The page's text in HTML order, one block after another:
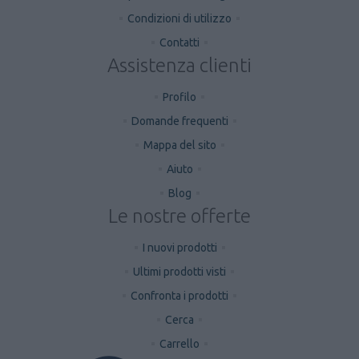
Condizioni di utilizzo
Contatti
Assistenza clienti
Profilo
Domande frequenti
Mappa del sito
Aiuto
Blog
Le nostre offerte
I nuovi prodotti
Ultimi prodotti visti
Confronta i prodotti
Cerca
Carrello